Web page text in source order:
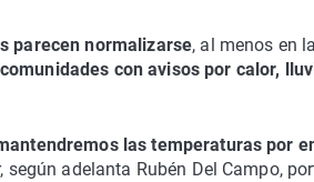
parecen normalizarse, al menos en
con avisos por calor,
las temperaturas por
adelanta Rubén Del Campo,